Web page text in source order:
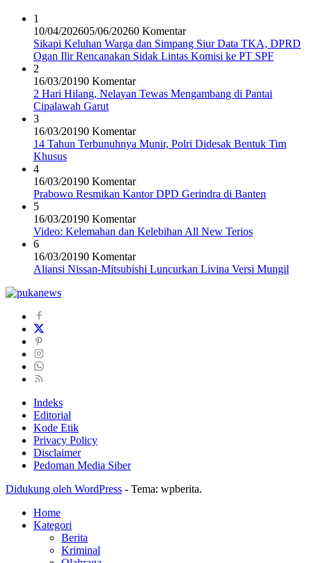
1
10/04/202605/06/20260 Komentar
Sikapi Keluhan Warga dan Simpang Siur Data TKA, DPRD
Ogan Ilir Rencanakan Sidak Lintas Komisi ke PT SPF
2
16/03/20190 Komentar
2 Hari Hilang, Nelayan Tewas Mengambang di Pantai
Cipalawah Garut
3
16/03/20190 Komentar
14 Tahun Terbunuhnya Munir, Polri Didesak Bentuk Tim
Khusus
4
16/03/20190 Komentar
Prabowo Resmikan Kantor DPD Gerindra di Banten
5
16/03/20190 Komentar
Video: Kelemahan dan Kelebihan All New Terios
6
16/03/20190 Komentar
Aliansi Nissan-Mitsubishi Luncurkan Livina Versi Mungil
Indeks
Editorial
Kode Etik
Privacy Policy
Disclaimer
Pedoman Media Siber
Didukung oleh WordPress - Tema: wpberita.
Home
Kategori
Berita
Kriminal